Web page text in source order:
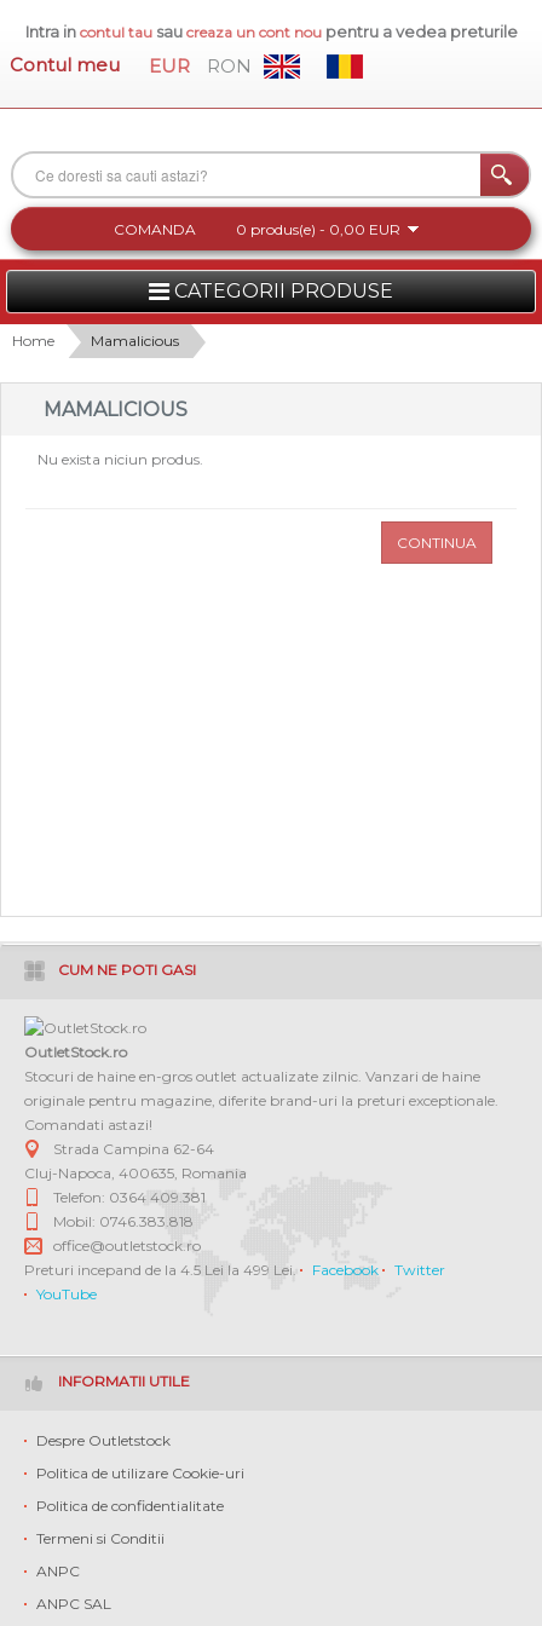
Intra in contul tausau creaza un cont nou pentru a vedea preturile
Contul meu EUR RON
COMANDA 0 produs(e) - 0,00 EUR
CATEGORII PRODUSE
FEMEI
BARBATI
Home Mamalicious
MAMALICIOUS
Nu exista niciun produs.
CONTINUA
CUM NE POTI GASI
OutletStock.ro
Stocuri de haine en-gros outlet actualizate zilnic. Vanzari de haine
originale pentru magazine, diferite brand-uri la preturi exceptionale.
Comandati astazi!
Strada Campina 62-64
Cluj-Napoca, 400635, Romania
Telefon: 0364 409.381
Mobil: 0746.383.818
office@outletstock.ro
Preturi incepand de la 4.5 Lei la 499 Lei.
Facebook
Twitter
YouTube
INFORMATII UTILE
Despre Outletstock
Politica de utilizare Cookie-uri
Politica de confidentialitate
Termeni si Conditii
ANPC
ANPC SAL